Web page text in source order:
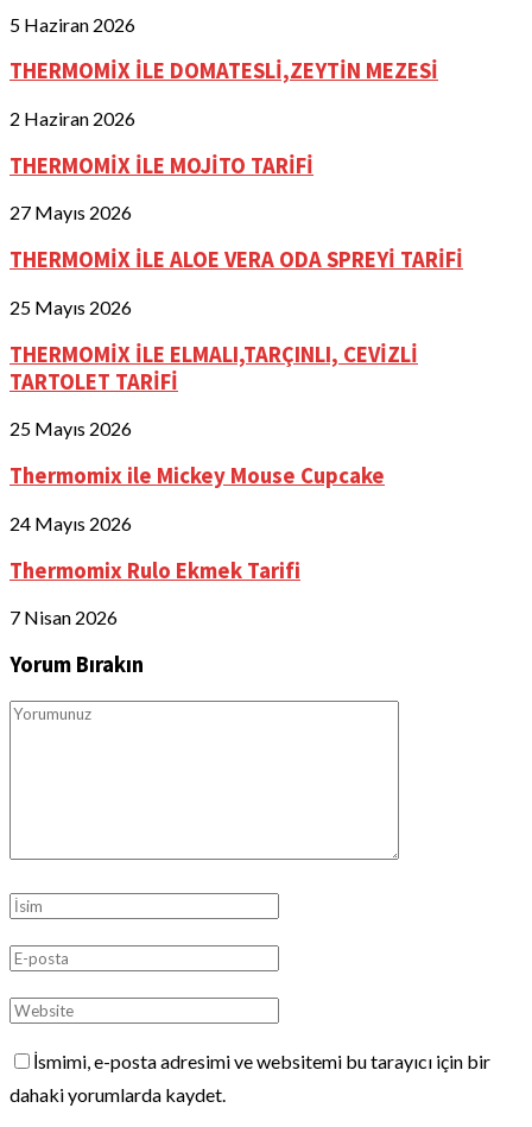
5 Haziran 2026
THERMOMİX İLE DOMATESLİ,ZEYTİN MEZESİ
2 Haziran 2026
THERMOMİX İLE MOJİTO TARİFİ
27 Mayıs 2026
THERMOMİX İLE ALOE VERA ODA SPREYİ TARİFİ
25 Mayıs 2026
THERMOMİX İLE ELMALI,TARÇINLI, CEVİZLİ
TARTOLET TARİFİ
25 Mayıs 2026
Thermomix ile Mickey Mouse Cupcake
24 Mayıs 2026
Thermomix Rulo Ekmek Tarifi
7 Nisan 2026
Yorum Bırakın
İsmimi, e-posta adresimi ve websitemi bu tarayıcı için bir
dahaki yorumlarda kaydet.